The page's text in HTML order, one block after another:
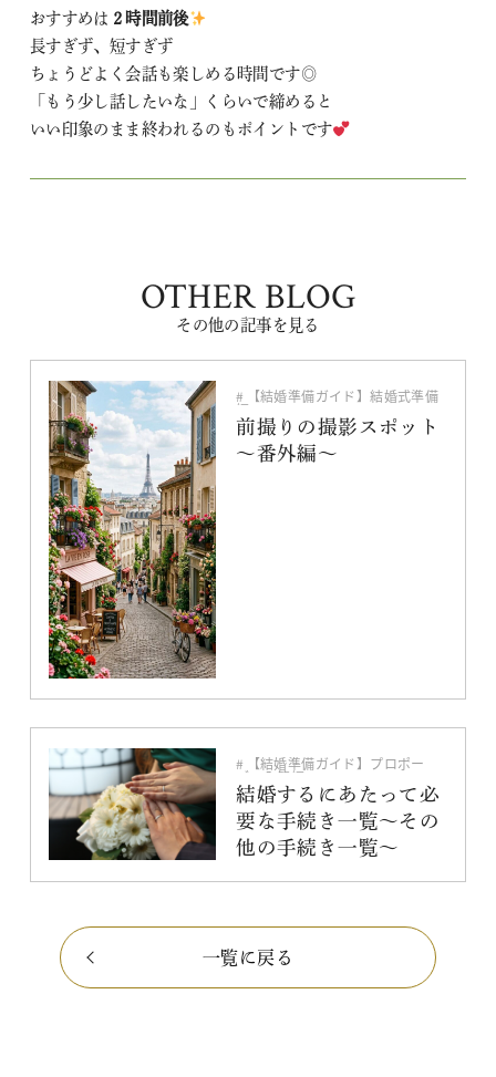
おすすめは ２時間前後
長すぎず、短すぎず
ちょうどよく会話も楽しめる時間です◎
「もう少し話したいな」くらいで締めると
いい印象のまま終われるのもポイントです
OTHER BLOG
その他の記事を見る
【結婚準備ガイド】結婚式準備
編
写真・映像
前撮りの撮影スポット
～番外編～
【結婚準備ガイド】プロポー
ズ〜入籍編
入籍・指輪・プロポーズ
結婚するにあたって必
要な手続き一覧～その
他の手続き一覧～
一覧に戻る